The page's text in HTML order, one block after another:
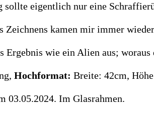
sollte eigentlich nur eine
Zeichnens kamen mir immer
Ergebnis wie ein Alien aus;
Hochformat: Breite: 42cm,
03.05.2024. Im Glasrahmen.